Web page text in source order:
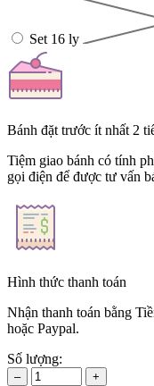
Set 16 ly
Bánh đặt trước ít nhất 2
Tiệm giao bánh có tính
gọi điện để được tư vấn
Hình thức thanh toán
Nhận thanh toán bằng
hoặc Paypal.
Số lượng:
– +